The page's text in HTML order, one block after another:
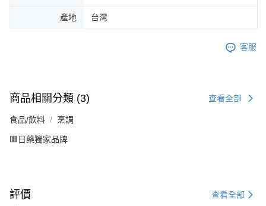
產地 台灣
客服
商品相關分類 (3) 查看全部
食品/飲料 烹調
🟥日藥獨家品牌
評價 查看全部